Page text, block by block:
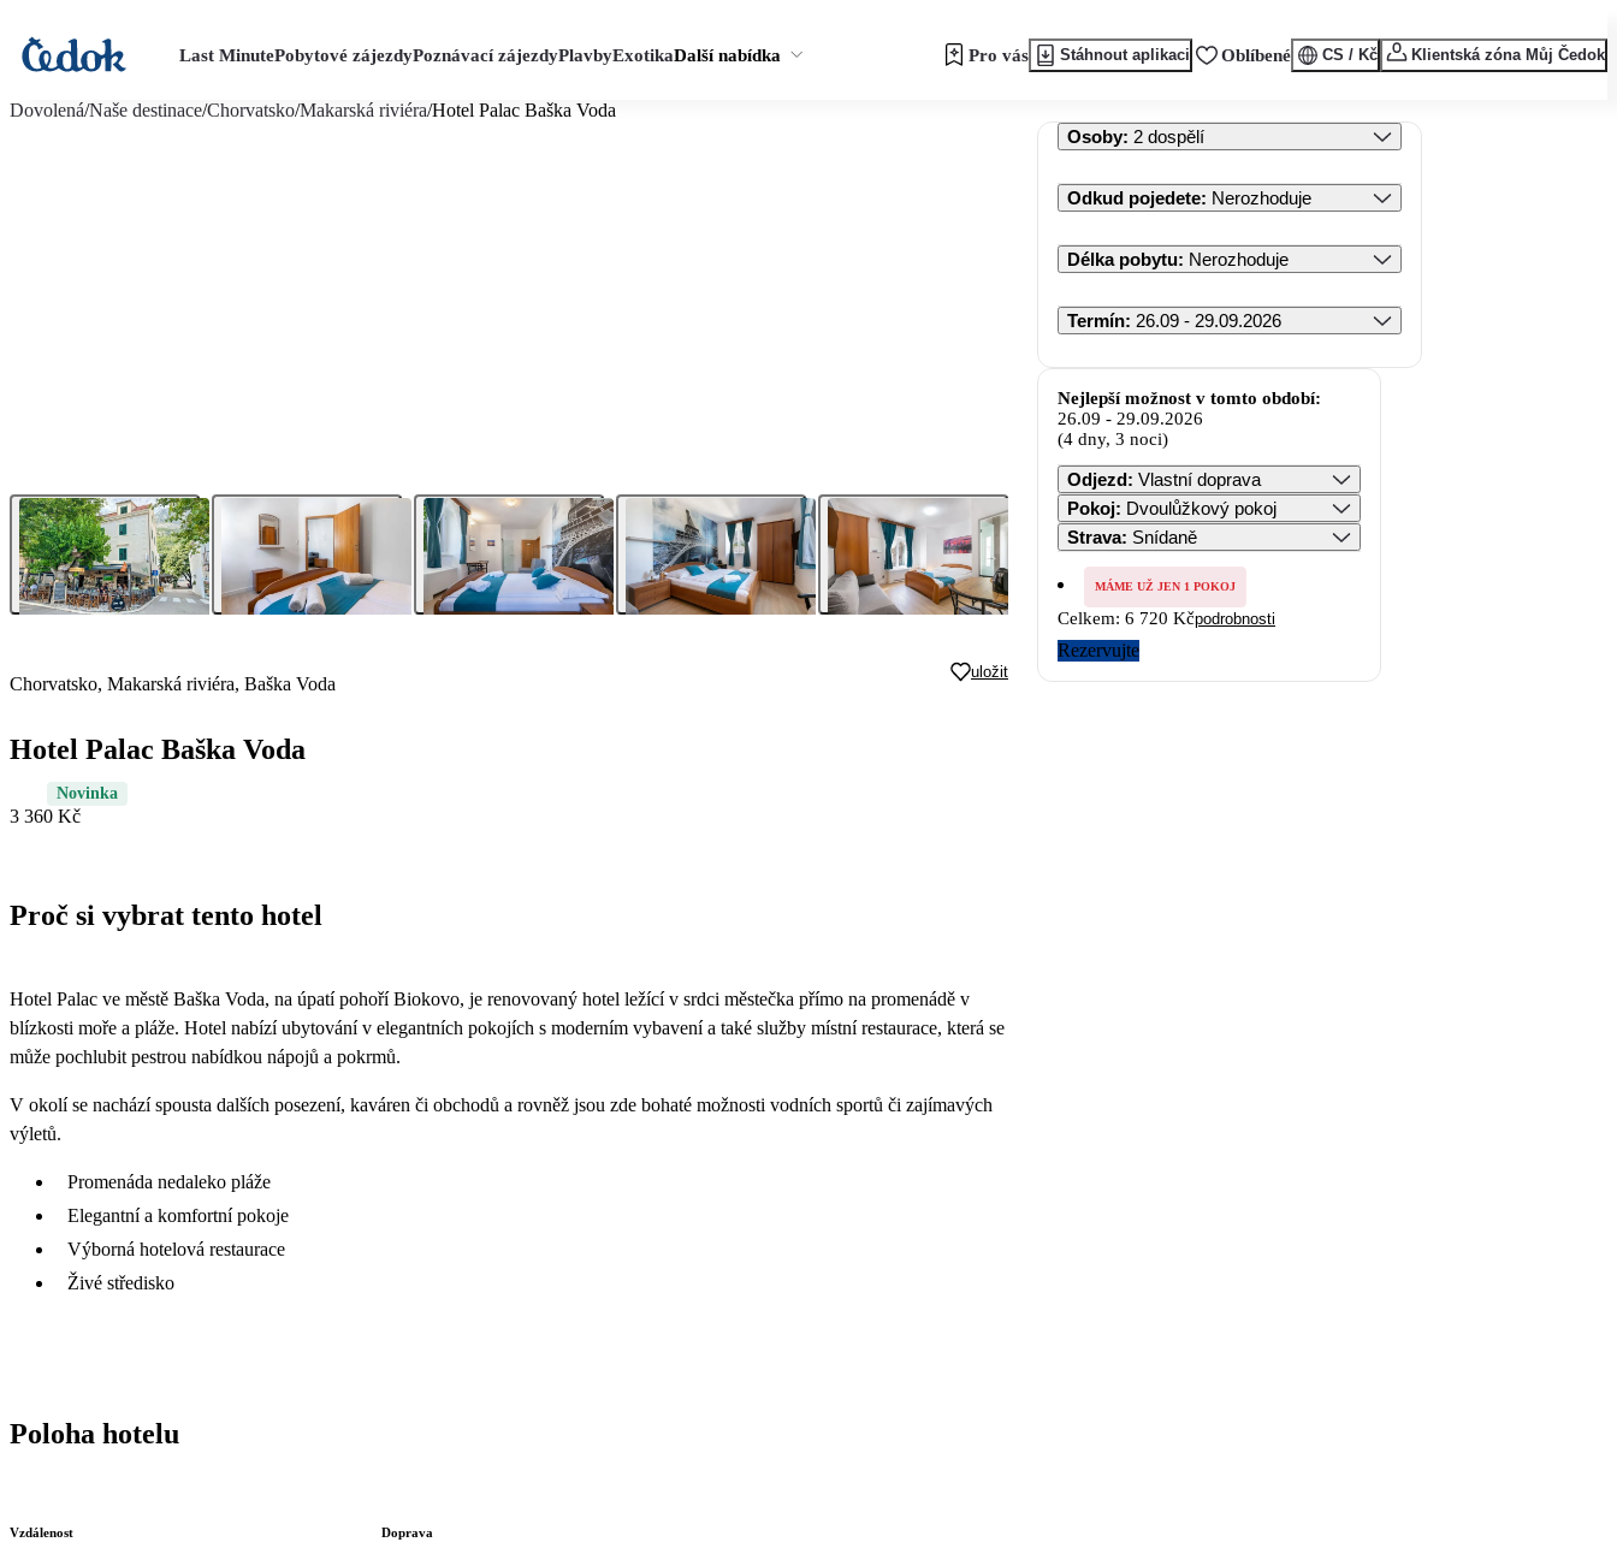
Last MinutePobytové zájezdyPoznávací zájezdyPlavbyExotikaDalší nabídka Pro vás Stáhnout aplikaci Oblíbené CS / Kč Klientská zóna Můj Čedok
Dovolená/Naše destinace/Chorvatsko/Makarská riviéra/Hotel Palac Baška Voda
Chorvatsko, Makarská riviéra, Baška Voda
uložit
Hotel Palac Baška Voda
Novinka
3 360 Kč
Proč si vybrat tento hotel
Hotel Palac ve městě Baška Voda, na úpatí pohoří Biokovo, je renovovaný hotel ležící v srdci městečka přímo na promenádě v
blízkosti moře a pláže. Hotel nabízí ubytování v elegantních pokojích s moderním vybavení a také služby místní restaurace, která se
může pochlubit pestrou nabídkou nápojů a pokrmů.
V okolí se nachází spousta dalších posezení, kaváren či obchodů a rovněž jsou zde bohaté možnosti vodních sportů či zajímavých
výletů.
Promenáda nedaleko pláže
Elegantní a komfortní pokoje
Výborná hotelová restaurace
Živé středisko
Poloha hotelu
Vzdálenost Doprava
Osoby: 2 dospělí
Odkud pojedete: Nerozhoduje
Délka pobytu: Nerozhoduje
Termín: 26.09 - 29.09.2026
Nejlepší možnost v tomto období:
26.09 - 29.09.2026
(4 dny, 3 noci)
Odjezd: Vlastní doprava
Pokoj: Dvoulůžkový pokoj
Strava: Snídaně
MÁME UŽ JEN 1 POKOJ
Celkem: 6 720 Kčpodrobnosti
Rezervujte